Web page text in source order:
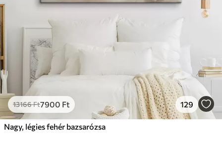
13166Ft7900 Ft 129
Nagy, légies fehér bazsarózsa